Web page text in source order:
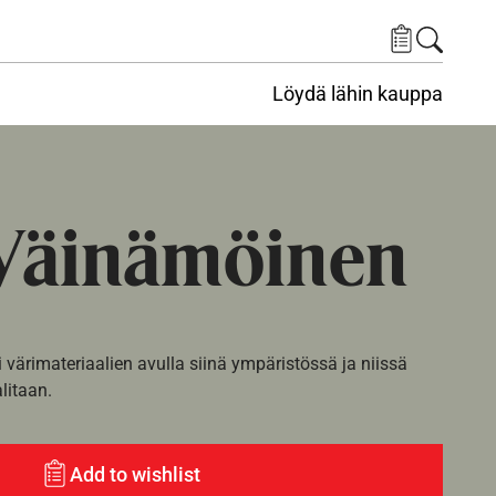
Löydä lähin kauppa
avulla siinä ympäristössä ja niissä
Add to wishlist